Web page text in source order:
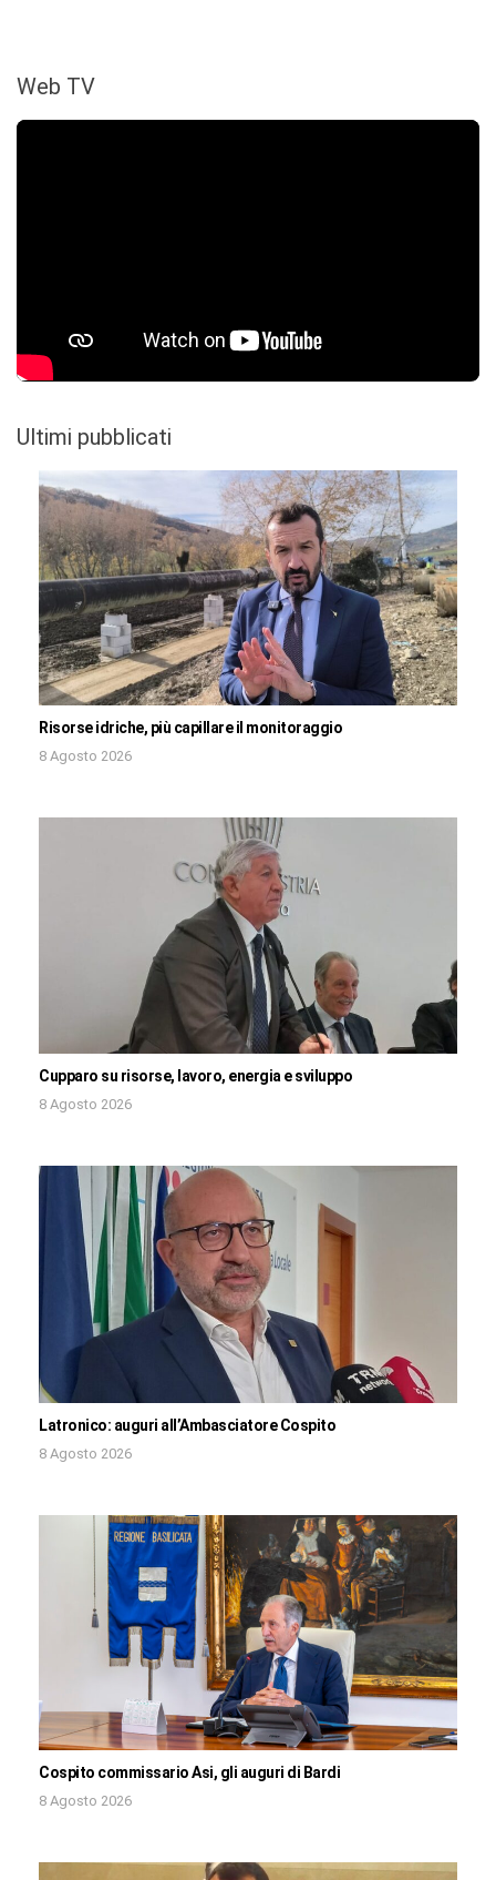
Web TV
Ultimi pubblicati
Risorse idriche, più capillare il monitoraggio
8 Agosto 2026
Cupparo su risorse, lavoro, energia e sviluppo
8 Agosto 2026
Latronico: auguri all’Ambasciatore Cospito
8 Agosto 2026
Cospito commissario Asi, gli auguri di Bardi
8 Agosto 2026